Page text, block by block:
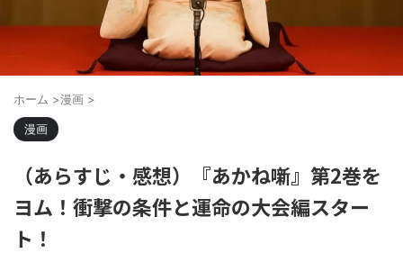
ホーム >漫画 >
漫画
（あらすじ・感想）『あかね噺』第2巻を
ヨム！衝撃の条件と運命の大会編スター
ト！